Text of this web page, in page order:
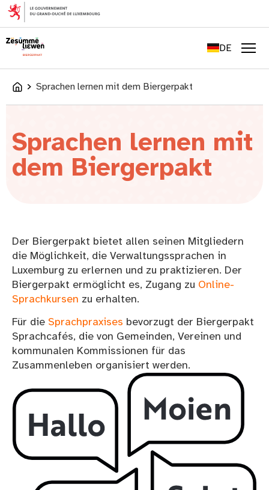
springen
DE
LU
AccueilSprachen lernen mit dem Biergerpakt
Sprachen lernen mit
dem Biergerpakt
Der Biergerpakt bietet allen seinen Mitgliedern
die Möglichkeit, die Verwaltungs­sprachen in
Luxemburg zu erlernen und zu praktizieren. Der
Biergerpakt ermöglicht es, Zugang zu Online-
Sprachkursen zu erhalten.
Für die Sprachpraxises bevorzugt der Biergerpakt
Sprachcafés, die von Gemeinden, Vereinen und
kommunalen Kommissionen für das
Zusammenleben organisiert werden.